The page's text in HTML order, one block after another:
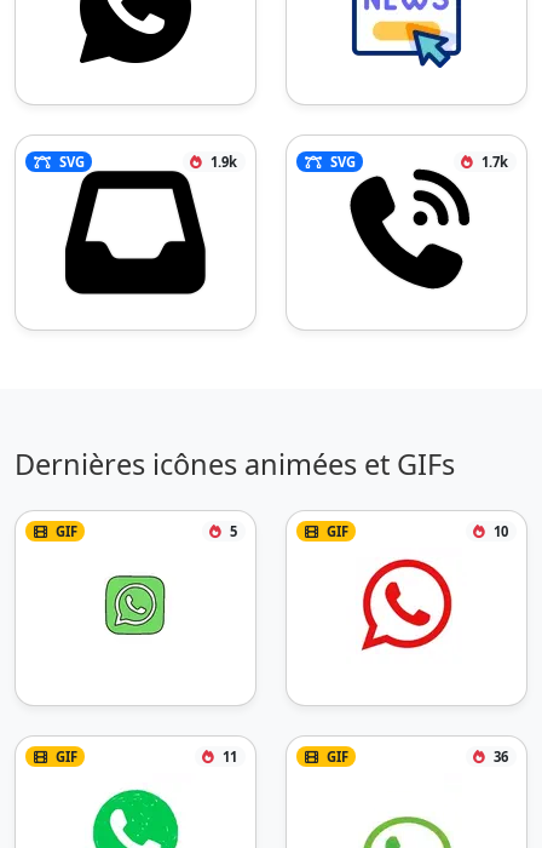
SVG 1.9k SVG 1.7k
Dernières icônes animées et GIFs
GIF 5 GIF 10
GIF 11 GIF 36